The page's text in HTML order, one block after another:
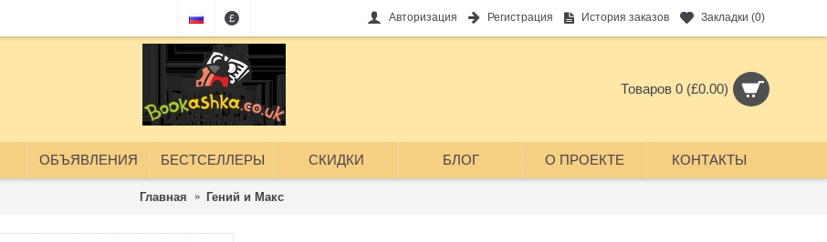
£ Авторизация Регистрация История заказов Закладки (0)
Товаров 0 (£0.00)
ОБЪЯВЛЕНИЯ БЕСТСЕЛЛЕРЫ СКИДКИ БЛОГ О ПРОЕКТЕ КОНТАКТЫ
Главная Гений и Макс